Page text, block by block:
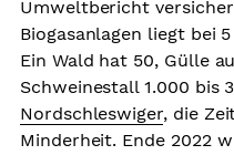
Umweltbericht
Biogasanlagen liegt bei
Ein Wald hat 50, Gülle
Schweinestall 1.000 bis
Nordschleswiger, die
Minderheit. Ende 2022